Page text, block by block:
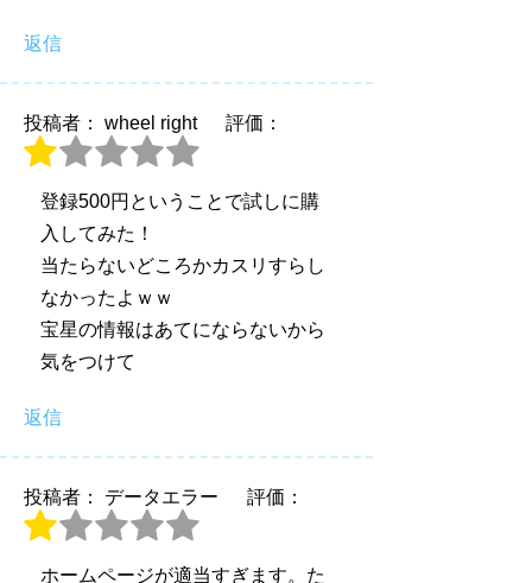
返信
投稿者： wheel right 評価：
登録500円ということで試しに購
入してみた！
当たらないどころかカスリすらし
なかったよｗｗ
宝星の情報はあてにならないから
気をつけて
返信
投稿者： データエラー 評価：
ホームページが適当すぎます。た